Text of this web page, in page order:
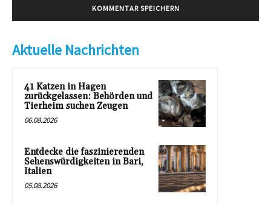
Aktuelle Nachrichten
41 Katzen in Hagen
zurückgelassen: Behörden und
Tierheim suchen Zeugen
06.08.2026
Entdecke die faszinierenden
Sehenswürdigkeiten in Bari,
Italien
05.08.2026